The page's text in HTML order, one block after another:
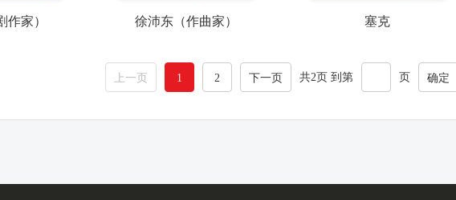
作家） 徐沛东（作曲家） 塞克
上一页 1 2 下一页 共2页 到第 页 确定